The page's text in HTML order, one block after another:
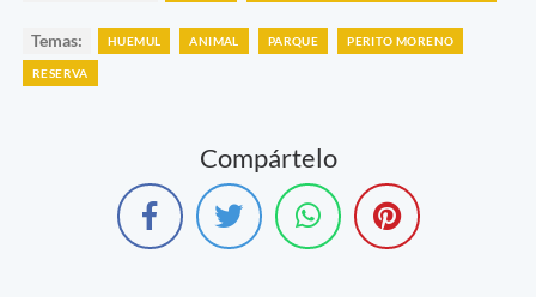
Temas: HUEMUL ANIMAL PARQUE PERITO MORENO
RESERVA
Compártelo